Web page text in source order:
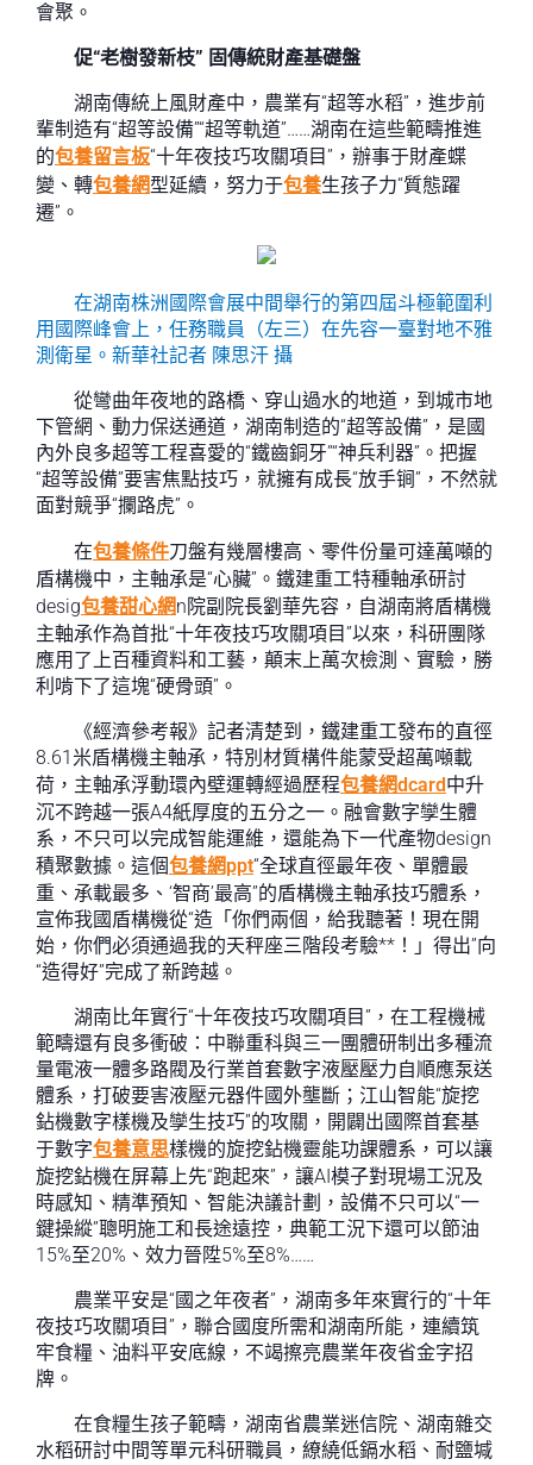
會聚。
促“老樹發新枝” 固傳統財產基礎盤
湖南傳統上風財產中，農業有“超等水稻”，進步前
輩制造有“超等設備”“超等軌道”……湖南在這些範疇推進
的包養留言板“十年夜技巧攻關項目”，辦事于財產蝶
變、轉包養網型延續，努力于包養生孩子力“質態躍
遷”。
在湖南株洲國際會展中間舉行的第四屆斗極範圍利
用國際峰會上，任務職員（左三）在先容一臺對地不雅
測衛星。新華社記者 陳思汗 攝
從彎曲年夜地的路橋、穿山過水的地道，到城市地
下管網、動力保送通道，湖南制造的“超等設備”，是國
內外良多超等工程喜愛的“鐵齒銅牙”“神兵利器”。把握
“超等設備”要害焦點技巧，就擁有成長“放手锏”，不然就
面對競爭“攔路虎”。
在包養條件刀盤有幾層樓高、零件份量可達萬噸的
盾構機中，主軸承是“心臟”。鐵建重工特種軸承研討
desig包養甜心網n院副院長劉華先容，自湖南將盾構機
主軸承作為首批“十年夜技巧攻關項目”以來，科研團隊
應用了上百種資料和工藝，顛末上萬次檢測、實驗，勝
利啃下了這塊“硬骨頭”。
《經濟參考報》記者清楚到，鐵建重工發布的直徑
8.61米盾構機主軸承，特別材質構件能蒙受超萬噸載
荷，主軸承浮動環內壁運轉經過歷程包養網dcard中升
沉不跨越一張A4紙厚度的五分之一。融會數字孿生體
系，不只可以完成智能運維，還能為下一代產物design
積聚數據。這個包養網ppt“全球直徑最年夜、單體最
重、承載最多、‘智商’最高”的盾構機主軸承技巧體系，
宣佈我國盾構機從“造「你們兩個，給我聽著！現在開
始，你們必須通過我的天秤座三階段考驗**！」得出”向
“造得好”完成了新跨越。
湖南比年實行“十年夜技巧攻關項目”，在工程機械
範疇還有良多衝破：中聯重科與三一團體研制出多種流
量電液一體多路閥及行業首套數字液壓壓力自順應泵送
體系，打破要害液壓元器件國外壟斷；江山智能“旋挖
鉆機數字樣機及孿生技巧”的攻關，開闢出國際首套基
于數字包養意思樣機的旋挖鉆機靈能功課體系，可以讓
旋挖鉆機在屏幕上先“跑起來”，讓AI模子對現場工況及
時感知、精準預知、智能決議計劃，設備不只可以“一
鍵操縱”聰明施工和長途遠控，典範工況下還可以節油
15%至20%、效力晉陞5%至8%……
農業平安是“國之年夜者”，湖南多年來實行的“十年
夜技巧攻關項目”，聯合國度所需和湖南所能，連續筑
牢食糧、油料平安底線，不竭擦亮農業年夜省金字招
牌。
在食糧生孩子範疇，湖南省農業迷信院、湖南雜交
水稻研討中間等單元科研職員，繚繞低鎘水稻、耐鹽堿